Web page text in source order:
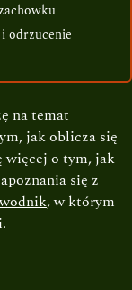
odrzucenie
na temat
jak oblicza się
więcej o tym, jak
się z
, w którym